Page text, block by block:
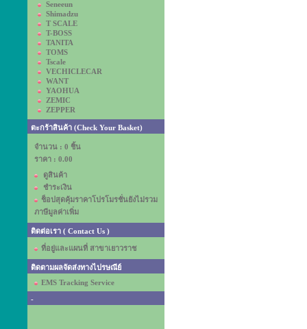
Seneeun
Shimadzu
T SCALE
T-BOSS
TANITA
TOMS
Tscale
VECHICLECAR
WANT
YAOHUA
ZEMIC
ZEPPER
ตะกร้าสินค้า (Check Your Basket)
จำนวน : 0 ชิ้น
ราคา : 0.00
ดูสินค้า
ชำระเงิน
ช็อปสุดคุ้มราคาโปรโมรชั่นยังไม่รวม
ภาษีมูลค่าเพิ่ม
ติดต่อเรา ( Contact Us )
ที่อยู่และแผนที่ สาขาเยาวราช
ติดตามผลจัดส่งทางไปรษณีย์
EMS Tracking Service
-